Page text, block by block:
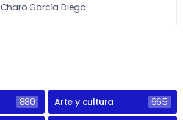
Charo García Diego
880 Arte y cultura 665